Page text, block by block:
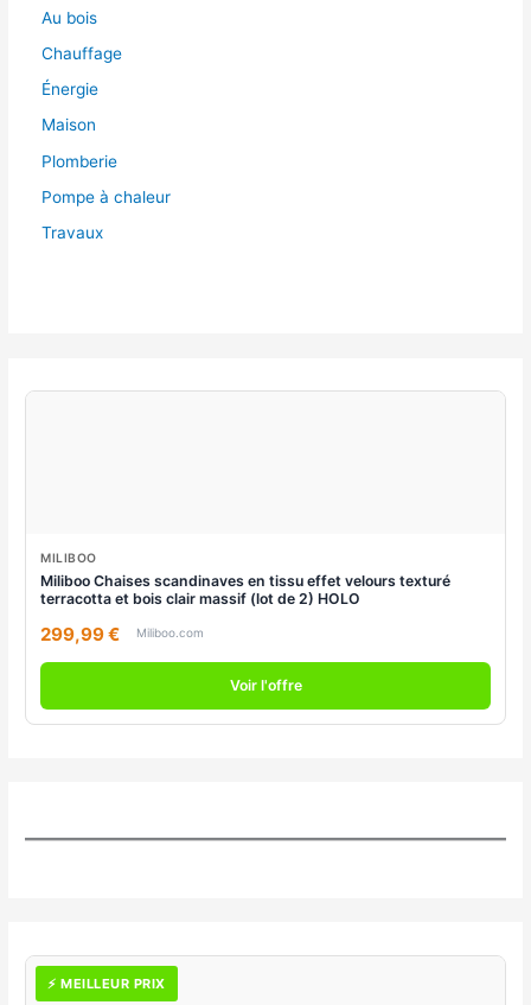
Au bois
Chauffage
Énergie
Maison
Plomberie
Pompe à chaleur
Travaux
MILIBOO
Miliboo Chaises scandinaves en tissu effet velours texturé
terracotta et bois clair massif (lot de 2) HOLO
299,99 € Miliboo.com
Voir l'offre
⚡ MEILLEUR PRIX